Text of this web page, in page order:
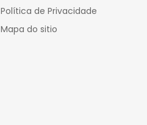
Política de Privacidade
Mapa do sitio